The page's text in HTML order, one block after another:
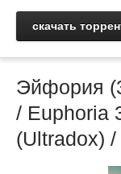
скачать
Эйфория
/ Euphoria
(Ultradox)